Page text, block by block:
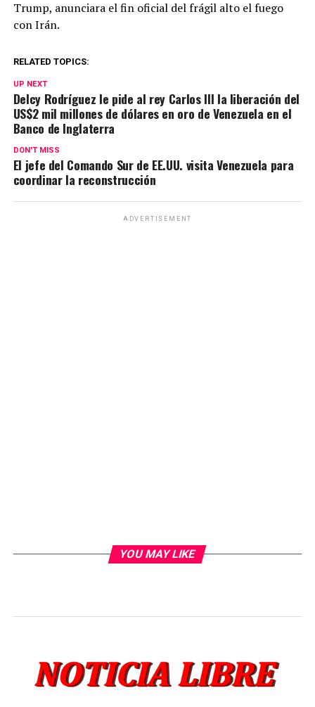
Trump, anunciara el fin oficial del frágil alto el fuego
con Irán.
RELATED TOPICS:
UP NEXT
Delcy Rodríguez le pide al rey Carlos III la liberación del
US$2 mil millones de dólares en oro de Venezuela en el
Banco de Inglaterra
DON'T MISS
El jefe del Comando Sur de EE.UU. visita Venezuela para
coordinar la reconstrucción
ADVERTISEMENT
YOU MAY LIKE